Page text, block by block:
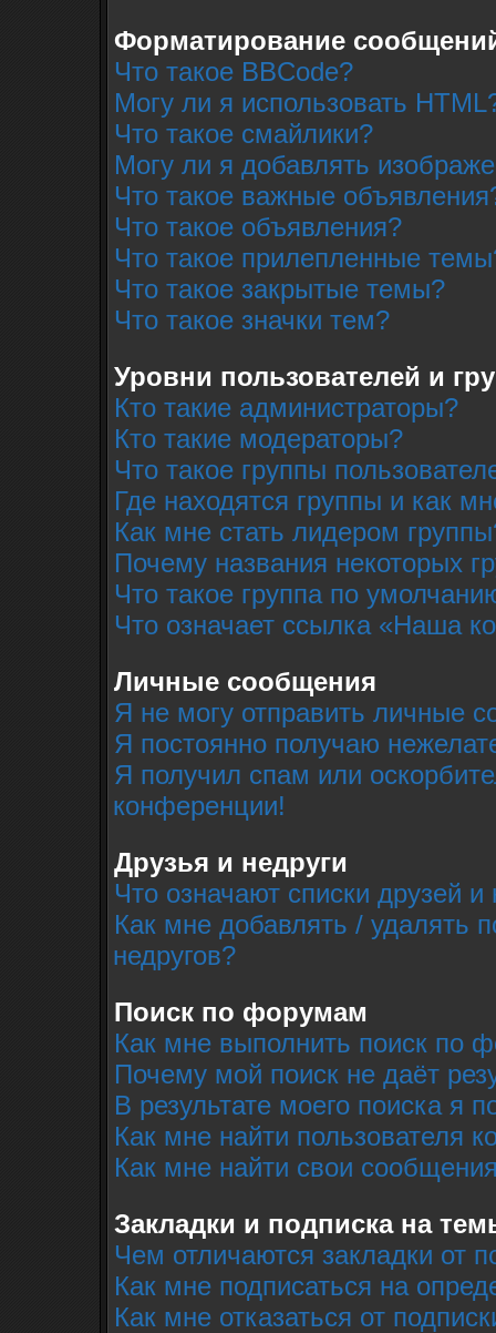
Форматирование
Что такое BBCode?
Могу ли я использовать
Что такое смайлики?
Могу ли я добавлять
Что такое важные
Что такое объявления?
Что такое прилепленные
Что такое закрытые темы?
Что такое значки тем?
Уровни пользователей и
Кто такие администраторы?
Кто такие модераторы?
Что такое группы
Где находятся группы и как
Как мне стать лидером
Почему названия некоторых
Что такое группа по
Что означает ссылка «Наша
Личные сообщения
Я не могу отправить личные
Я постоянно получаю
Я получил спам или
конференции!
Друзья и недруги
Что означают списки друзей и
Как мне добавлять / удалять
недругов?
Поиск по форумам
Как мне выполнить поиск по
Почему мой поиск не даёт
В результате моего поиска я
Как мне найти пользователя
Как мне найти свои
Закладки и подписка на
Чем отличаются закладки от
Как мне подписаться на
Как мне отказаться от